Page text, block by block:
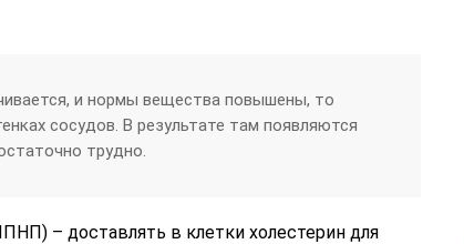
и нормы вещества повышены, то
сосудов. В результате там появляются
трудно.
– доставлять в клетки холестерин для